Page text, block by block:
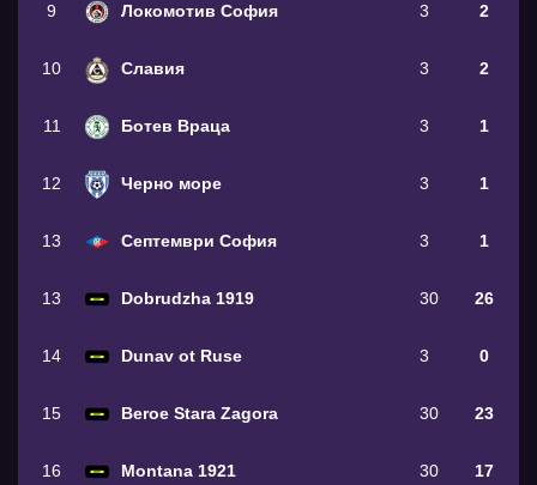
9 Локомотив София 3 2
10 Славия 3 2
11 Ботев Враца 3 1
12 Черно море 3 1
13 Септември София 3 1
13 Dobrudzha 1919 30 26
14 Dunav ot Ruse 3 0
15 Beroe Stara Zagora 30 23
16 Montana 1921 30 17